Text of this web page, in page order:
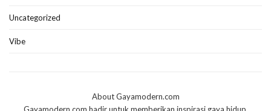
Uncategorized
Vibe
About Gayamodern.com